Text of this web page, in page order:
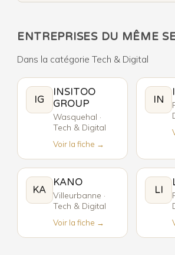
ENTREPRISES DU MÊME
Dans la catégorie Tech & Digital
IG
INSITOO
GROUP
Wasquehal ·
Tech & Digital
Voir la fiche →
IN
KA
KANO
Villeurbanne ·
Tech & Digital
Voir la fiche →
LI